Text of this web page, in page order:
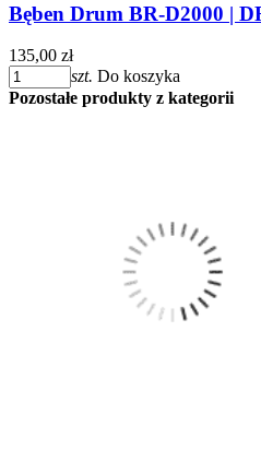
Bęben Drum BR-D2000 |
135,00 zł
szt. Do koszyka
Pozostałe produkty z kategorii